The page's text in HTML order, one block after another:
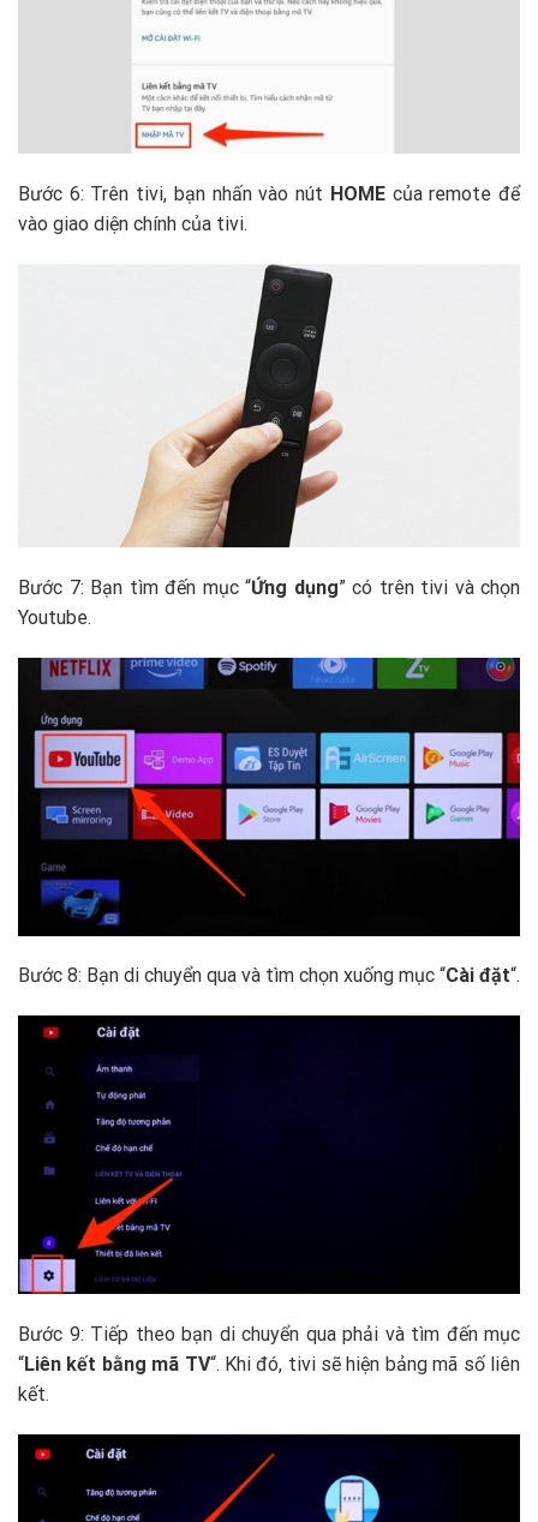
Bước 6: Trên tivi, bạn nhấn vào nút HOMEcủa remote để
vào giao diện chính của tivi.
Bước 7: Bạn tìm đến mục “Ứng dụng” có trên tivi và chọn
Youtube.
Bước 8: Bạn di chuyển qua và tìm chọn xuống mục “Cài đặt“.
Bước 9: Tiếp theo bạn di chuyển qua phải và tìm đến mục
“Liên kết bằng mã TV“. Khi đó, tivi sẽ hiện bảng mã số liên
kết.